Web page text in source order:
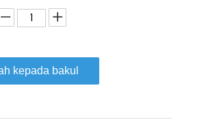
kepada bakul